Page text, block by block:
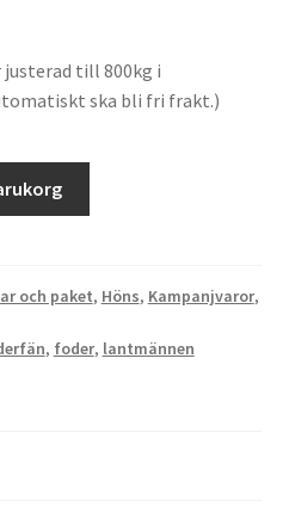
till 800kg i
ska bli fri frakt.)
och paket, Höns, Kampanjvaror,
, foder, lantmännen